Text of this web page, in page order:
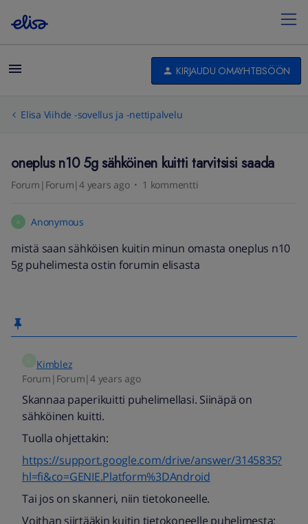
KIRJAUDU OMAYHTEISÖÖN
Elisa Viihde -sovellus ja -nettipalvelu
oneplus n10 5g sähköinen kuitti tarvitsisi saada
Forum|Forum|4 years ago 1 kommentti
A Anonymous
mistä saan sähköisen kuitin minun omasta oneplus n10
5g puhelimesta ostin forumin elisasta
Kimblez
Forum|Forum|4 years ago
Skannaa paperikuitti puhelimellasi. Siinäpä on
sähköinen kuitti.
Tuolla ohjettakin:
https://support.google.com/drive/answer/3145835?
hl=fi&co=GENIE.Platform%3DAndroid
Tai jos on skanneri, niin tietokoneelle.
Voithan siirtääkin kuitin tietokoneelle puhelimesta: